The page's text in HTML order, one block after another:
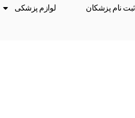
ثبت نام پزشکان لوازم پزشکی